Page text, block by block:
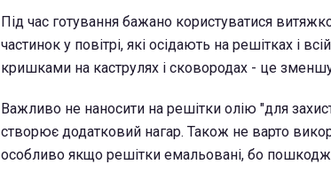
Під час готування бажано користуватися
частинок у повітрі, які осідають на решітках і
кришками на каструлях і сковородах - це
Важливо не наносити на решітки олію "для
створює додатковий нагар. Також не варто
особливо якщо решітки емальовані, бо